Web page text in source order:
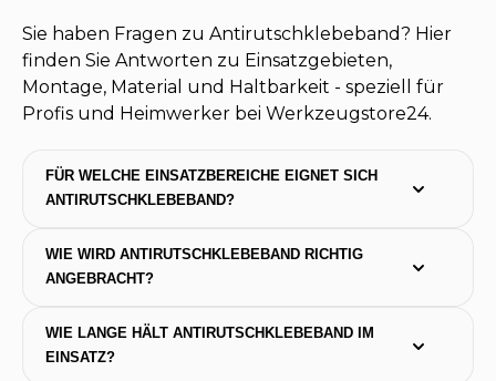
Sie haben Fragen zu Antirutschklebeband? Hier
finden Sie Antworten zu Einsatzgebieten,
Montage, Material und Haltbarkeit - speziell für
Profis und Heimwerker bei Werkzeugstore24.
FÜR WELCHE EINSATZBEREICHE EIGNET SICH
ANTIRUTSCHKLEBEBAND?
WIE WIRD ANTIRUTSCHKLEBEBAND RICHTIG
ANGEBRACHT?
WIE LANGE HÄLT ANTIRUTSCHKLEBEBAND IM
EINSATZ?